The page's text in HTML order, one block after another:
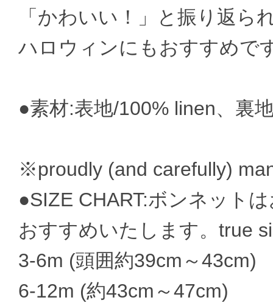
「かわいい！」と振り返
ハロウィンにもおすすめで
●素材:表地/100% linen、裏
※proudly (and carefully)
●SIZE CHART:ボンネット
おすすめいたします。true
3-6m (頭囲約39cm～43cm)
6-12m (約43cm～47cm)